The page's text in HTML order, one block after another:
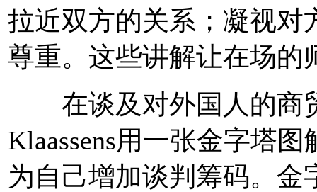
拉近双方的关系；凝视对
尊重。这些讲解让在场的
在谈及对外国人的商
Klaassens用一张金字塔
为自己增加谈判筹码。金